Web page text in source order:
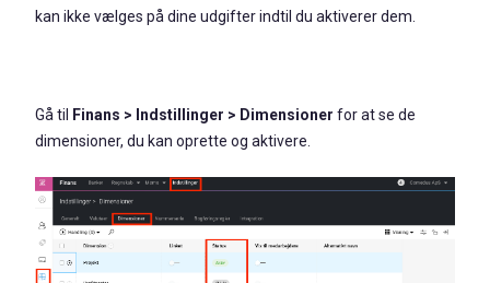
kan ikke vælges på dine udgifter indtil du aktiverer dem.
Gå til Finans > Indstillinger > Dimensioner for at se de
dimensioner, du kan oprette og aktivere.